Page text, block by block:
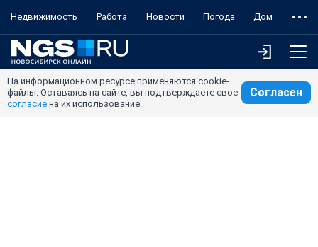
Недвижимость Работа Новости Погода Дом
На информационном ресурсе применяются cookie-
файлы. Оставаясь на сайте, вы подтверждаете свое
согласие на их использование.
Согласен